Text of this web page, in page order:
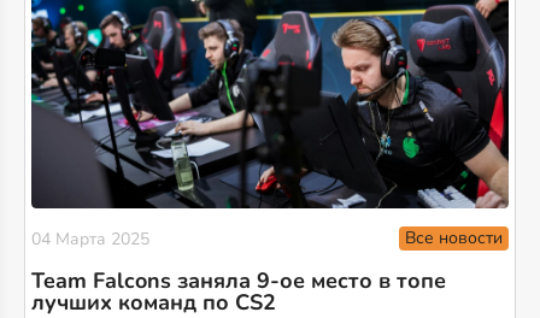
04 Марта 2025 Все новости
Team Falcons заняла 9-ое место в топе
лучших команд по CS2